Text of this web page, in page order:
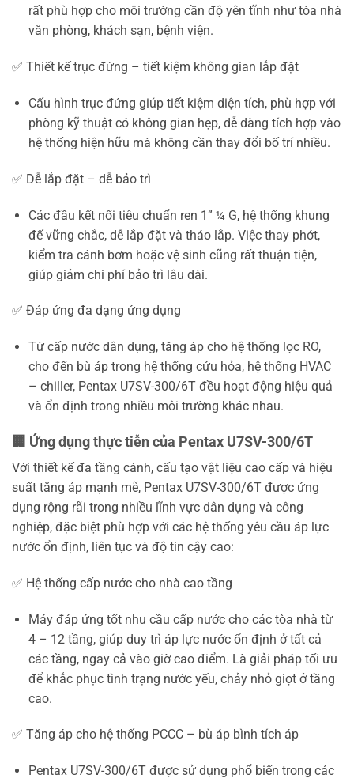
rất phù hợp cho môi trường cần độ yên tĩnh như tòa nhà
văn phòng, khách sạn, bệnh viện.
✅ Thiết kế trục đứng – tiết kiệm không gian lắp đặt
Cấu hình trục đứng giúp tiết kiệm diện tích, phù hợp với
phòng kỹ thuật có không gian hẹp, dễ dàng tích hợp vào
hệ thống hiện hữu mà không cần thay đổi bố trí nhiều.
✅ Dễ lắp đặt – dễ bảo trì
Các đầu kết nối tiêu chuẩn ren 1” ¼ G, hệ thống khung
đế vững chắc, dễ lắp đặt và tháo lắp. Việc thay phớt,
kiểm tra cánh bơm hoặc vệ sinh cũng rất thuận tiện,
giúp giảm chi phí bảo trì lâu dài.
✅ Đáp ứng đa dạng ứng dụng
Từ cấp nước dân dụng, tăng áp cho hệ thống lọc RO,
cho đến bù áp trong hệ thống cứu hỏa, hệ thống HVAC
– chiller, Pentax U7SV-300/6T đều hoạt động hiệu quả
và ổn định trong nhiều môi trường khác nhau.
🏢 Ứng dụng thực tiễn của Pentax U7SV-300/6T
Với thiết kế đa tầng cánh, cấu tạo vật liệu cao cấp và hiệu
suất tăng áp mạnh mẽ, Pentax U7SV-300/6T được ứng
dụng rộng rãi trong nhiều lĩnh vực dân dụng và công
nghiệp, đặc biệt phù hợp với các hệ thống yêu cầu áp lực
nước ổn định, liên tục và độ tin cậy cao:
✅ Hệ thống cấp nước cho nhà cao tầng
Máy đáp ứng tốt nhu cầu cấp nước cho các tòa nhà từ
4 – 12 tầng, giúp duy trì áp lực nước ổn định ở tất cả
các tầng, ngay cả vào giờ cao điểm. Là giải pháp tối ưu
để khắc phục tình trạng nước yếu, chảy nhỏ giọt ở tầng
cao.
✅ Tăng áp cho hệ thống PCCC – bù áp bình tích áp
Pentax U7SV-300/6T được sử dụng phổ biến trong các